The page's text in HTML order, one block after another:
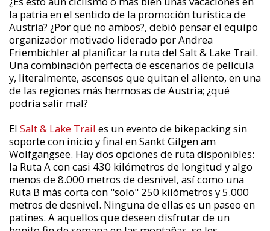
la patria en el sentido de la promoción turística de
Austria? ¿Por qué no ambos?, debió pensar el equipo
organizador motivado liderado por Andrea
Friembichler al planificar la ruta del Salt & Lake Trail.
Una combinación perfecta de escenarios de película
y, literalmente, ascensos que quitan el aliento, en una
de las regiones más hermosas de Austria; ¿qué
podría salir mal?
El Salt & Lake Trail es un evento de bikepacking sin
soporte con inicio y final en Sankt Gilgen am
Wolfgangsee. Hay dos opciones de ruta disponibles:
la Ruta A con casi 430 kilómetros de longitud y algo
menos de 8.000 metros de desnivel, así como una
Ruta B más corta con "solo" 250 kilómetros y 5.000
metros de desnivel. Ninguna de ellas es un paseo en
patines. A aquellos que deseen disfrutar de un